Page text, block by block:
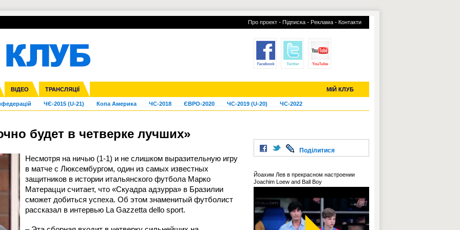
Про проект - Підписка - Реклама - Контакти
ВІДЕО ТРАНСЛЯЦІЇ МІЙ КЛУБ
ліга Кубок України Молодіжка
Ліга націй Ліга конференцій
Франція Інші
ЧЄ-2015 (U-21) Копа Америка ЧС-2018 ЄВРО-2020 ЧС-2019 (U-20) ЧС-2022
УПЛ-ПЕРЕХОДИ УСІ ТРАНСФЕРИ
будет в четверке лучших»
Несмотря на ничью (1-1) и не слишком выразительную игру
в матче с Люксембургом, один из самых известных
защитников в истории итальянского футбола Марко
Матерацци считает, что «Скуадра адзурра» в Бразилии
сможет добиться успеха. Об этом знаменитый футболист
рассказал в интервью La Gazzetta dello sport.
Поділитися
Йоахим Лев в прекрасном настроении
Joachim Loew and Ball Boy